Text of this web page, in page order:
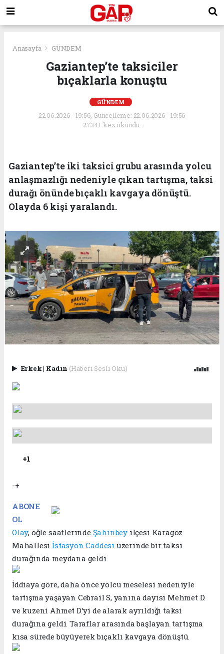
Anasayfa GÜNDEM
Gaziantep’te taksiciler
bıçaklarla konuştu
GÜNDEM
22.06.2026 - 19:56, Güncelleme: 22.06.2026 - 19:56
2734+ kez okundu.
Gaziantep’te iki taksici grubu arasında yolcu
anlaşmazlığı nedeniyle çıkan tartışma, taksi
durağı önünde bıçaklı kavgaya dönüştü.
Olayda 6 kişi yaralandı.
Erkek| Kadın (Haberi Sesli Oku)
+1
-+
ABONE
OL
Olay, öğle saatlerinde Şahinbey ilçesi Karagöz
Mahallesiİstasyon Caddesi üzerinde bir taksi
durağında meydana geldi.
İddiaya göre, daha önce yolcu meselesi nedeniyle
tartışma yaşayan Cebrail S, yanına dayısı Mehmet D.
ve kuzeni Ahmet D.’yi de alarak ayrıldığı taksi
durağına geldi. Taraflar arasında başlayan tartışma
kısa sürede büyüyerek bıçaklı kavgaya dönüştü.